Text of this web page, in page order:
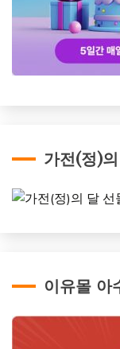
가전(정)
이유몰 아